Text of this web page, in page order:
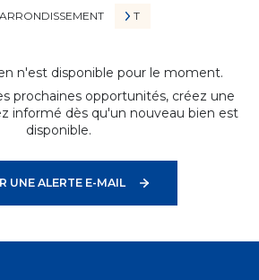
ARRONDISSEMENT T
n'est disponible pour le moment.
prochaines opportunités, créez une
informé dès qu'un nouveau bien est
disponible.
UNE ALERTE E-MAIL